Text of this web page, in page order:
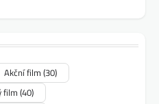
Akční film (30)
film (40)